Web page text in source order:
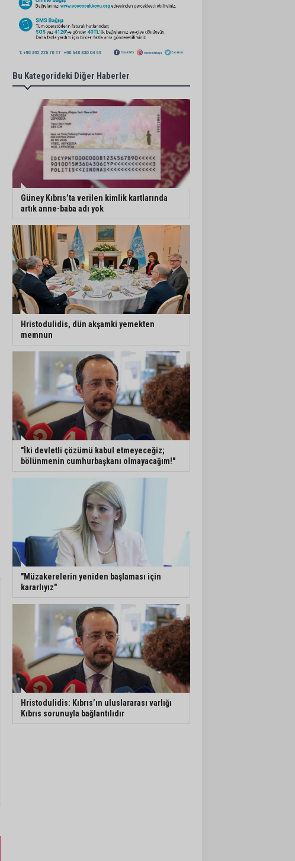
Bu Kategorideki Diğer Haberler
Güney Kıbrıs’ta verilen kimlik kartlarında
artık anne-baba adı yok
Hristodulidis, dün akşamki yemekten
memnun
"İki devletli çözümü kabul etmeyeceğiz;
bölünmenin cumhurbaşkanı olmayacağım!"
"Müzakerelerin yeniden başlaması için
kararlıyız"
Hristodulidis: Kıbrıs’ın uluslararası varlığı
Kıbrıs sorunuyla bağlantılıdır